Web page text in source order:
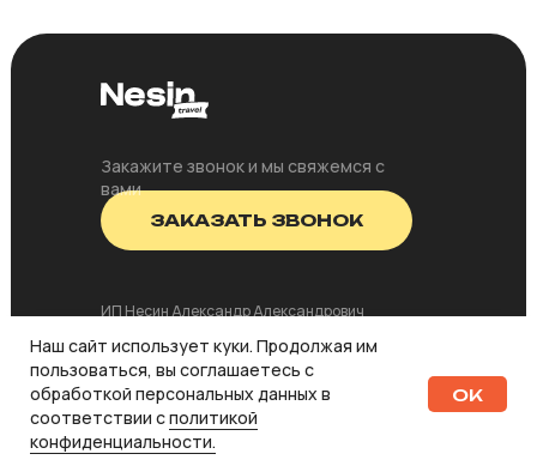
Наш сайт использует куки. Продолжая им
пользоваться, вы соглашаетесь с
обработкой персональных данных в
соответствии сполитикой
конфиденциальности.
OK
© 2023 Nesin Travel. All Rights Reserved.
ЗАКАЗАТЬ ЗВОНОК
Закажите звонок и мы свяжемся с
вами
Не является туроператорской деятельностью
ИП Несин Александр Александрович